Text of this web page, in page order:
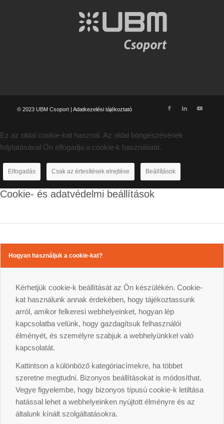
© 2023 UBM Csoport | Adatkezelési tájékoztató
Ez az oldal cookie-kat használ. Az oldal böngészésének
folytatásával Ön elfogadja a cookie-k használatát.
Elfogadás Csak az értesítések elrejtése Beállítások
Cookie- és adatvédelmi beállítások
Hogyan használjuk a cookie-kat?
Kérhetjük cookie-k beállítását az Ön készülékén. Cookie-
kat használunk annak érdekében, hogy tájékoztassunk
arról, amikor felkeresi webhelyeinket, hogyan lép
kapcsolatba velünk, hogy gazdagítsuk felhasználói
élményét, és személyre szabjuk a webhelyünkkel való
kapcsolatát.
Kattintson a különböző kategóriacímekre, ha többet
szeretne megtudni. Bizonyos beállításokat is módosíthat.
Vegye figyelembe, hogy bizonyos típusú cookie-k letiltása
hatással lehet a webhelyeinken nyújtott élményre és az
általunk kínált szolgáltatásokra.